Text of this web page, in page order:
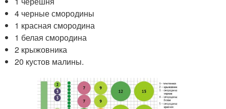
4 черные смородины
1 красная смородина
1 белая смородина
2 крыжовника
20 кустов малины.